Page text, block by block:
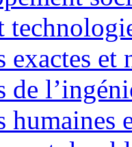
exactes et
de
humaines